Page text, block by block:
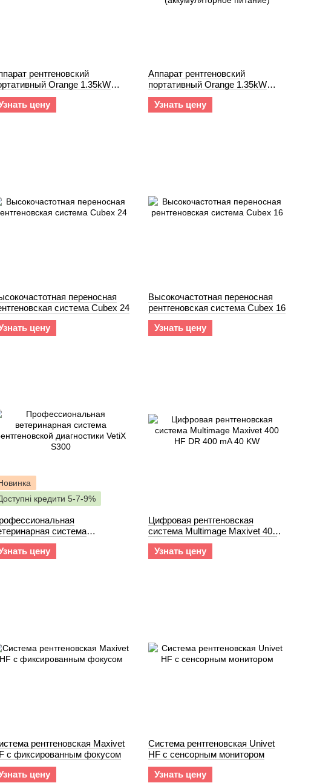
рентгеновский
Orange 1.35kW
9020HF
цену
Аппарат рентгеновский
портативный Orange 1.35kW
(90kV@15mA) 9020BT
(аккумуляторное питание)
Узнать цену
переносная
система Cubex 24
цену
Высокочастотная переносная
рентгеновская система Cubex 16
Узнать цену
кредити 5-7-9%
система
диагностики VetiX
цену
Цифровая рентгеновская
система Multimage Maxivet 400
HF DR 400 mA 40 KW
Узнать цену
рентгеновская Maxivet
с фиксированным фокусом
цену
Система рентгеновская Univet
HF с сенсорным монитором
Узнать цену